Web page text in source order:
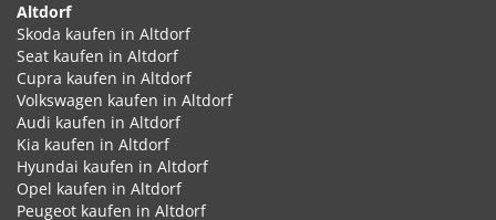
Altdorf
Skoda kaufen in Altdorf
Seat kaufen in Altdorf
Cupra kaufen in Altdorf
Volkswagen kaufen in Altdorf
Audi kaufen in Altdorf
Kia kaufen in Altdorf
Hyundai kaufen in Altdorf
Opel kaufen in Altdorf
Peugeot kaufen in Altdorf